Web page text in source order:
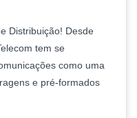
Distribuição! Desde
tem se
como uma
e pré-formados